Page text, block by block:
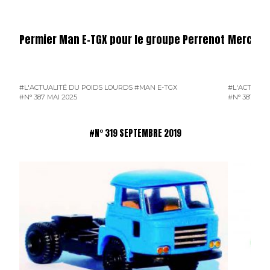
Permier Man E-TGX pour le groupe Perrenot
#L'ACTUALITÉ DU POIDS LOURDS #MAN E-TGX
#N° 387 MAI 2025
#N° 387 MAI
#N° 319 SEPTEMBRE 2019